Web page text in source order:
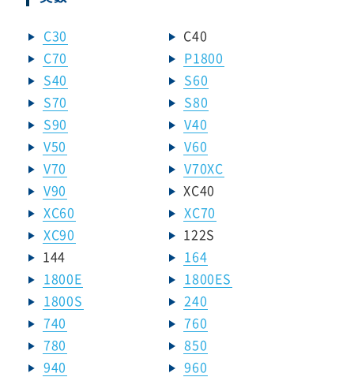
C30
C40
C70
P1800
S40
S60
S70
S80
S90
V40
V50
V60
V70
V70XC
V90
XC40
XC60
XC70
XC90
122S
144
164
1800E
1800ES
1800S
240
740
760
780
850
940
960